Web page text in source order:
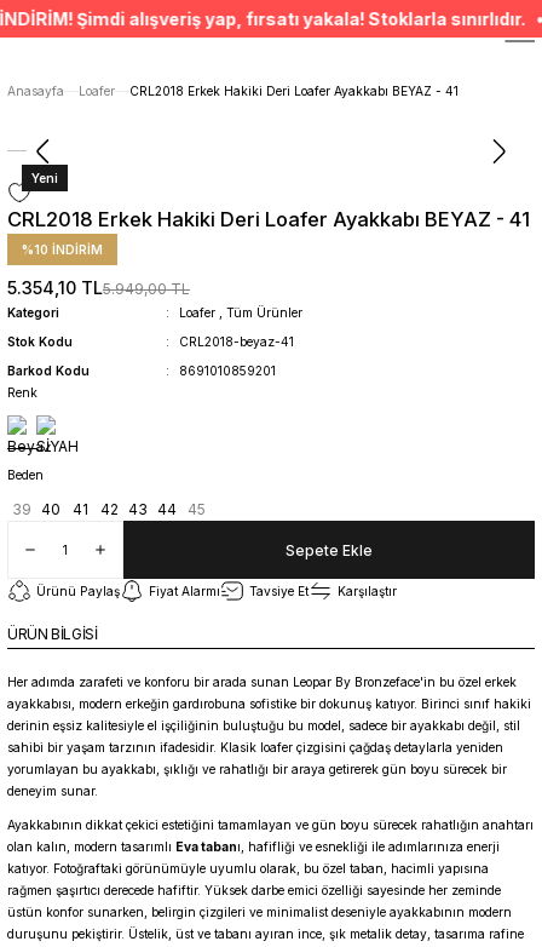
Şimdi alışveriş yap, fırsatı yakala! Stoklarla
ÜCRETSİZ TESLİMAT İMKANI
SÜRDÜRÜLEBİLİR ÜRÜNLER
SÜRDÜRÜLEBİLİR ÜRÜNLER
Anasayfa Loafer CRL2018 Erkek Hakiki Deri Loafer Ayakkabı BEYAZ - 41
Yeni
CRL2018 Erkek Hakiki Deri Loafer Ayakkabı BEYAZ - 41
%10 İNDİRİM
5.354,10 TL5.949,00 TL
Kategori Loafer
Tüm Ürünler
Stok Kodu
CRL2018-beyaz-41
Barkod Kodu
8691010859201
Renk
Beden
39 40 41 42 43 44 45
Sepete Ekle
Ürünü Paylaş Fiyat Alarmı Tavsiye Et Karşılaştır
ÜRÜN BİLGİSİ
Her adımda zarafeti ve konforu bir arada sunan Leopar By Bronzeface'in bu özel erkek
ayakkabısı, modern erkeğin gardırobuna sofistike bir dokunuş katıyor. Birinci sınıf hakiki
derinin eşsiz kalitesiyle el işçiliğinin buluştuğu bu model, sadece bir ayakkabı değil, stil
sahibi bir yaşam tarzının ifadesidir. Klasik loafer çizgisini çağdaş detaylarla yeniden
yorumlayan bu ayakkabı, şıklığı ve rahatlığı bir araya getirerek gün boyu sürecek bir
deneyim sunar.
Ayakkabının dikkat çekici estetiğini tamamlayan ve gün boyu sürecek rahatlığın anahtarı
olan kalın, modern tasarımlı Eva tabanı, hafifliği ve esnekliği ile adımlarınıza enerji
katıyor. Fotoğraftaki görünümüyle uyumlu olarak, bu özel taban, hacimli yapısına
rağmen şaşırtıcı derecede hafiftir. Yüksek darbe emici özelliği sayesinde her zeminde
üstün konfor sunarken, belirgin çizgileri ve minimalist deseniyle ayakkabının modern
duruşunu pekiştirir. Üstelik, üst ve tabanı ayıran ince, şık metalik detay, tasarıma rafine